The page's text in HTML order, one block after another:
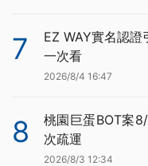
7
EZ WAY實名認
一次看
2026/8/4 16:47
8
桃園巨蛋BOT案
次疏運
2026/8/3 12:34